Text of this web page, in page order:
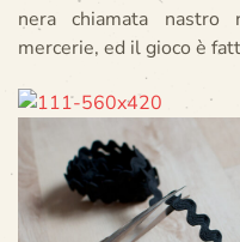
nera chiamata
mercerie, ed il gioco è